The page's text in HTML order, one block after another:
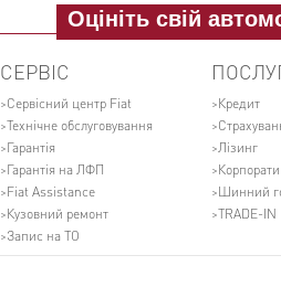
Оцініть свій
СЕРВІС
Сервісний центр Fiat
Технічне обслуговування
Гарантія
Гарантія на ЛФП
Fiat Assistance
Кузовний ремонт
Запис на ТО
Кредит
Лізинг
Шинний
TRADE-IN